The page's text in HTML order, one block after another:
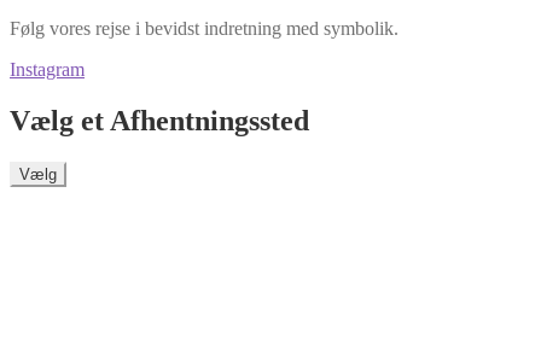
Følg vores rejse i bevidst indretning med symbolik.
Instagram
Vælg et Afhentningssted
Vælg